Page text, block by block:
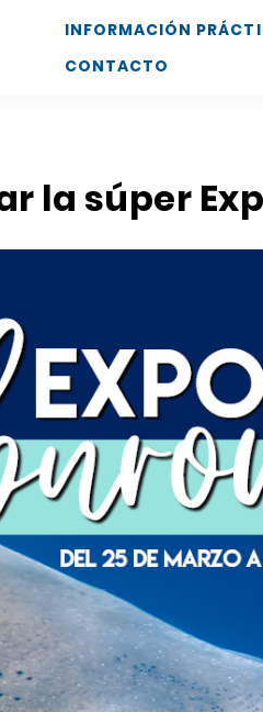
INFORMACIÓN
CONTACTO
la súper